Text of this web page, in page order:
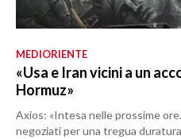
MEDIORIENTE
«Usa e Iran vicini a un
Hormuz»
Axios: «Intesa nelle prossime
negoziati per una tregua